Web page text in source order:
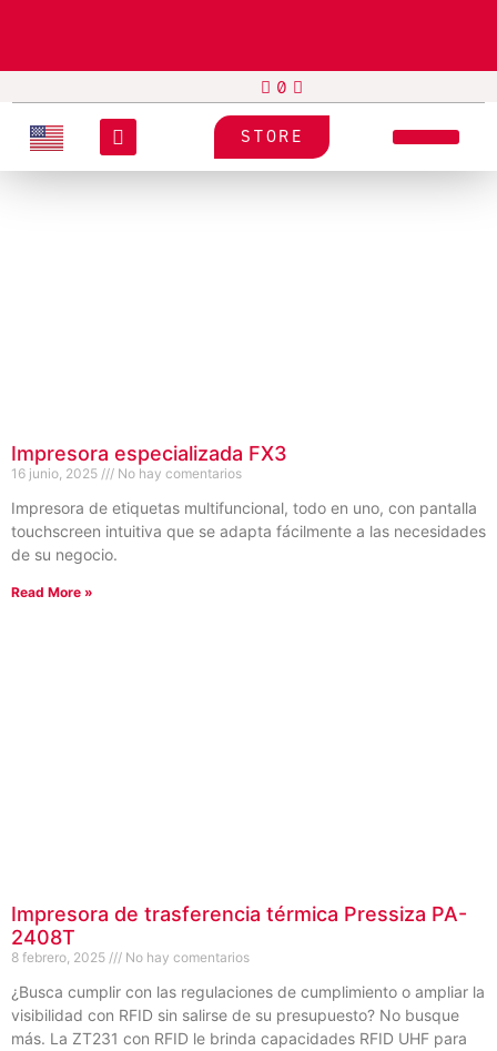
STORE
Impresora especializada FX3
16 junio, 2025 No hay comentarios
Impresora de etiquetas multifuncional, todo en uno, con pantalla
touchscreen intuitiva que se adapta fácilmente a las necesidades
de su negocio.
Read More »
Impresora de trasferencia térmica Pressiza PA-
2408T
8 febrero, 2025 No hay comentarios
¿Busca cumplir con las regulaciones de cumplimiento o ampliar la
visibilidad con RFID sin salirse de su presupuesto? No busque
más. La ZT231 con RFID le brinda capacidades RFID UHF para